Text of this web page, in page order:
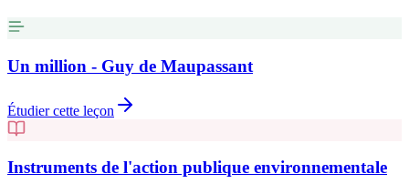
Un million - Guy de Maupassant
Étudier cette leçon
Instruments de l'action publique environnementale